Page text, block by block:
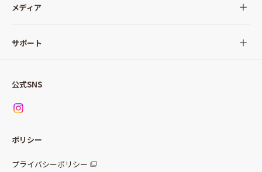
全ての商品
サラダ
パッケージサラダ
惣菜サラダ
調味料
メディア
Qummy(キユーミー)について
サポート
お問い合わせ
公式SNS
ポリシー
プライバシーポリシー